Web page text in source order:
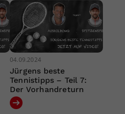
04.09.2024
Jürgens beste
Tennistipps – Teil 7:
Der Vorhandreturn